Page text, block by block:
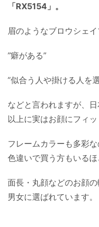
「RX5154」。
眉のようなブロウシェイ
”癖がある”
”似合う人や掛ける人を
などと言われますが、
以上に実はお顔にフィッ
フレームカラーも多彩
色違いで買う方もいるほ
面長・丸顔などのお顔
男女に選ばれています。